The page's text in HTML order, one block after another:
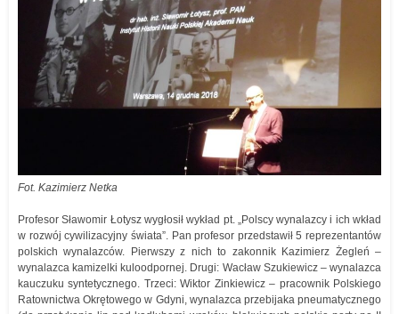
Fot. Kazimierz Netka
Profesor Sławomir Łotysz wygłosił wykład pt. „Polscy wynalazcy i ich wkład
w rozwój cywilizacyjny świata”. Pan profesor przedstawił 5 reprezentantów
polskich wynalazców. Pierwszy z nich to zakonnik Kazimierz Żegleń –
wynalazca kamizelki kuloodpornej. Drugi: Wacław Szukiewicz – wynalazca
kauczuku syntetycznego. Trzeci: Wiktor Zinkiewicz – pracownik Polskiego
Ratownictwa Okrętowego w Gdyni, wynalazca przebijaka pneumatycznego